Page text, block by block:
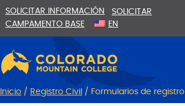
al
contenido
la
SOLICITAR INFORMACIÓN
SOLICITAR
CAMPAMENTO BASE
EN
Inicio / Registro Civil / Formularios de registro